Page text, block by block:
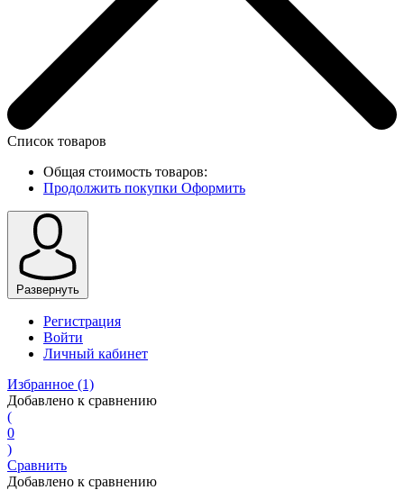
Список товаров
Общая стоимость товаров:
Продолжить покупки Оформить
Развернуть
Регистрация
Войти
Личный кабинет
Избранное (1)
Добавлено к сравнению
(
0
)
Сравнить
Добавлено к сравнению